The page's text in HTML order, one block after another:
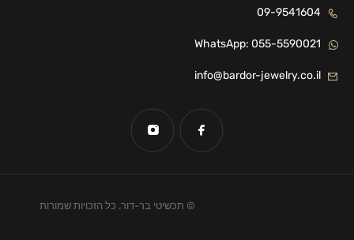
09-9541604
WhatsApp: 055-5590021
info@bardor-jewelry.co.il
© תכשיטי בר-דור. כל הזכויות שמורות